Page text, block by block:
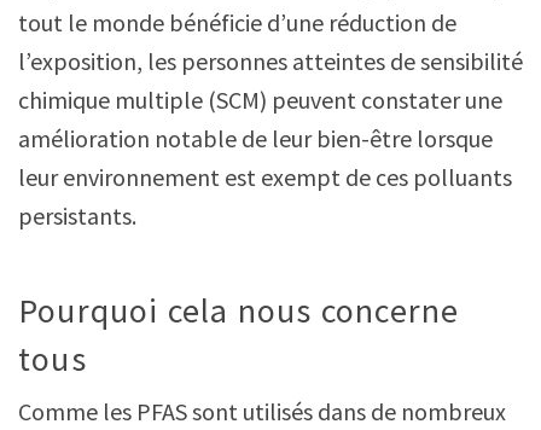
tout le monde bénéficie d’une réduction de
l’exposition, les personnes atteintes de sensibilité
chimique multiple (SCM) peuvent constater une
amélioration notable de leur bien-être lorsque
leur environnement est exempt de ces polluants
persistants.
Pourquoi cela nous concerne
tous
Comme les PFAS sont utilisés dans de nombreux